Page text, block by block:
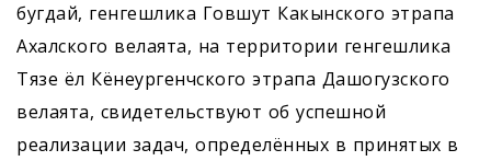
бугдай, генгешлика Говшут Какынского этрапа
Ахалского велаята, на территории генгешлика
Тязе ёл Кёнеургенчского этрапа Дашогузского
велаята, свидетельствуют об успешной
реализации задач, определённых в принятых в